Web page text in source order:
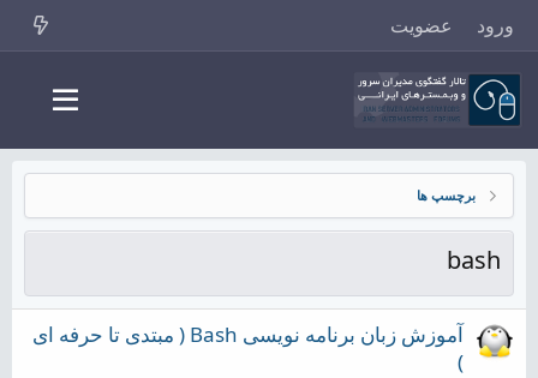
ورود عضویت
برچسپ ها
bash
آموزش زبان برنامه نویسی Bash ( مبتدی تا حرفه ای
)